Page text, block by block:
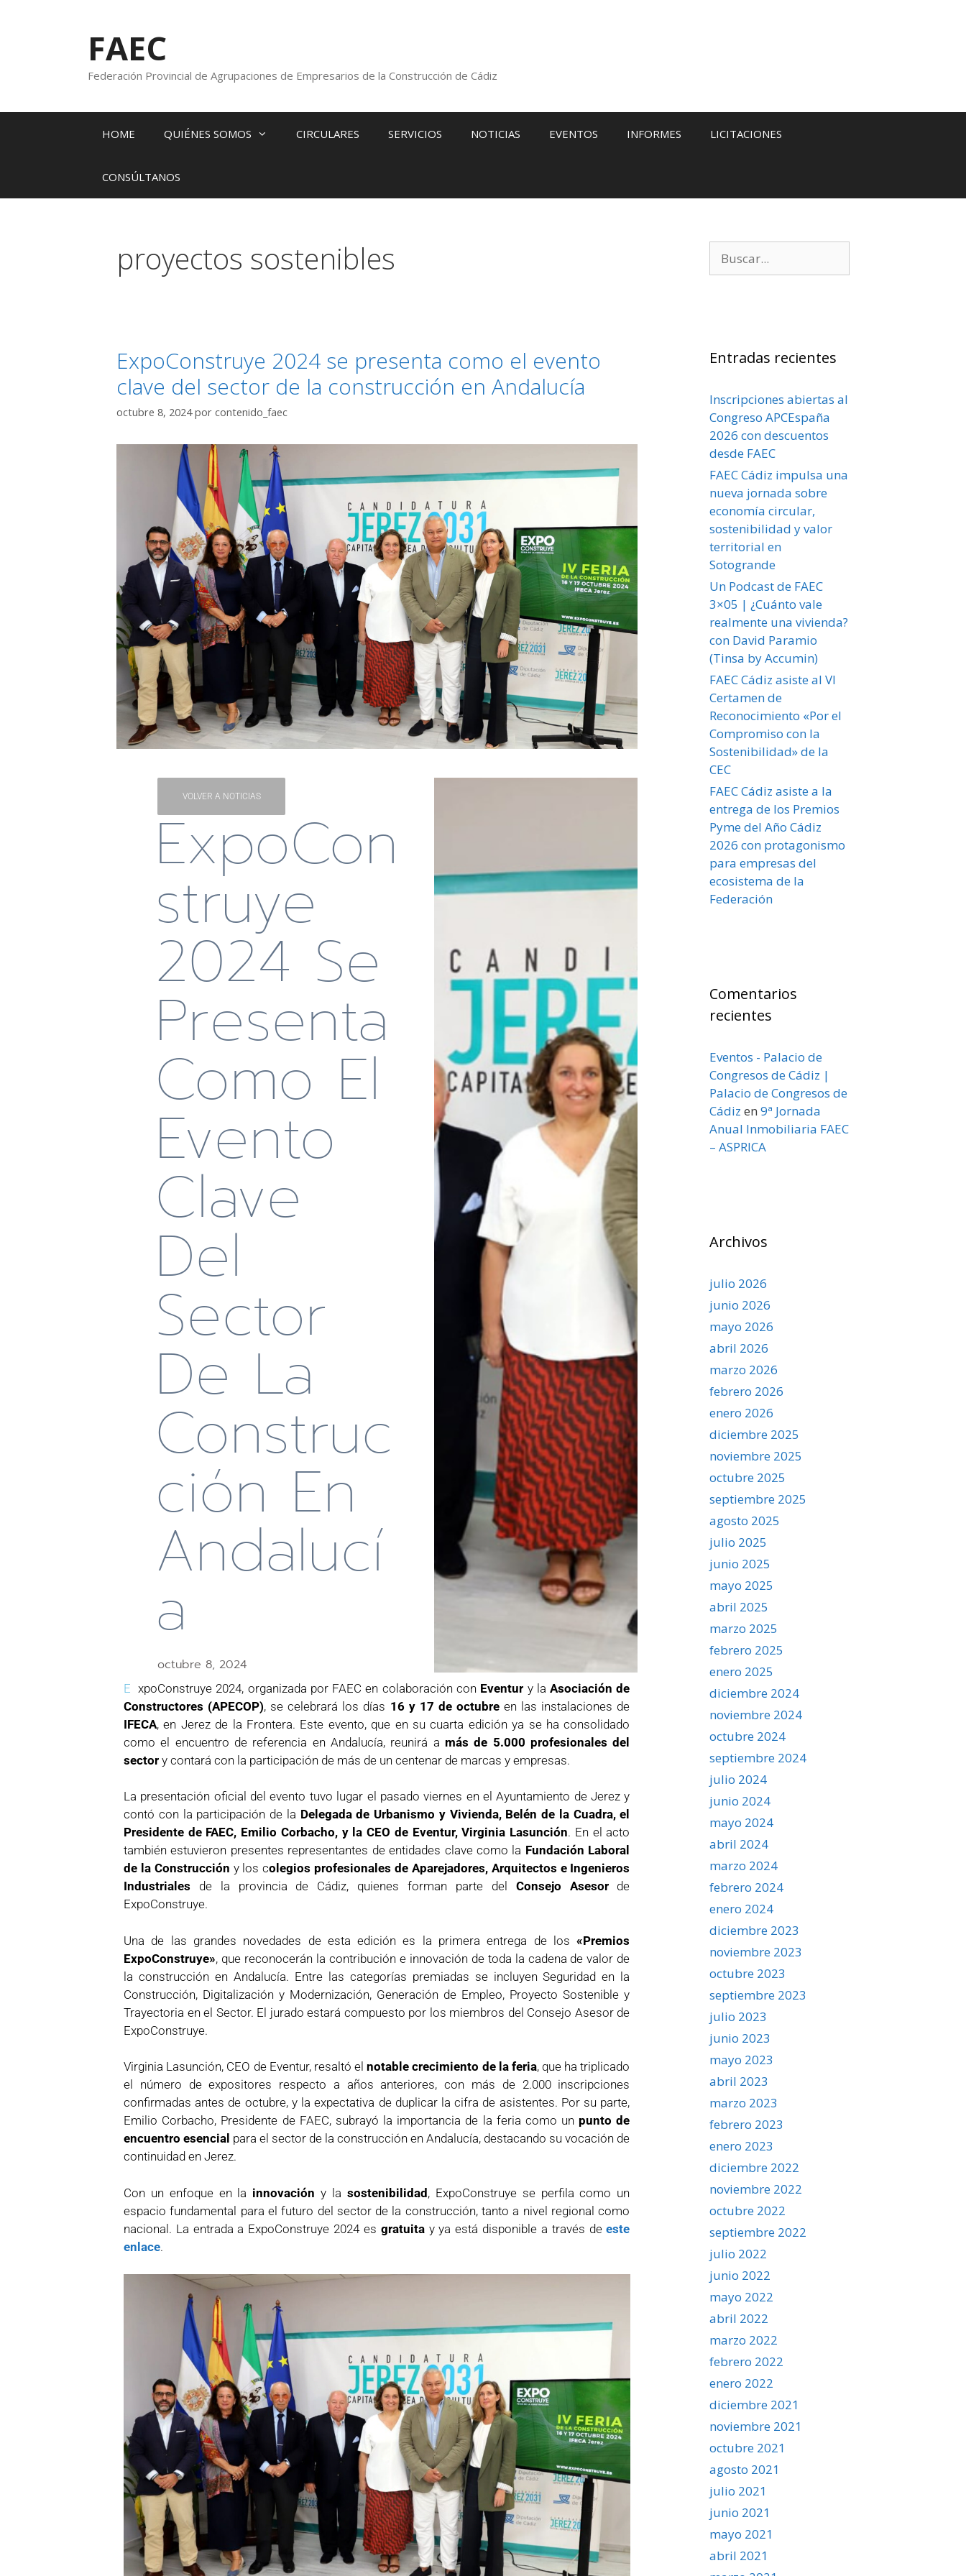
FAEC
Federación Provincial de Agrupaciones de Empresarios de la Construcción de Cádiz
HOME QUIÉNES SOMOS CIRCULARES SERVICIOS NOTICIAS EVENTOS INFORMES LICITACIONES
CONSÚLTANOS
proyectos sostenibles
ExpoConstruye 2024 se presenta como el evento
clave del sector de la construcción en Andalucía
octubre 8, 2024 por contenido_faec
VOLVER A NOTICIAS
ExpoCon
Struye
2024 Se
Presenta
Como El
Evento
Clave
Del
Sector
De La
Construc
Ción En
Andalucí
A
octubre 8, 2024
E xpoConstruye 2024, organizada por FAEC en colaboración con Eventur y laAsociación de
Constructores (APECOP), se celebrará los días 16 y 17 de octubre en las instalaciones de
IFECA, en Jerez de la Frontera. Este evento, que en su cuarta edición ya se ha consolidado
como el encuentro de referencia en Andalucía, reunirá a más de 5.000 profesionales del
sector y contará con la participación de más de un centenar de marcas y empresas.
La presentación oficial del evento tuvo lugar el pasado viernes en el Ayuntamiento de Jerez y
contó con la participación de la Delegada de Urbanismo y Vivienda, Belén de la Cuadra, el
Presidente de FAEC, Emilio Corbacho, y la CEO de Eventur, Virginia Lasunción. En el acto
también estuvieron presentes representantes de entidades clave como la Fundación Laboral
de la Construcción y los colegios profesionales de Aparejadores, Arquitectos e Ingenieros
Industriales de la provincia de Cádiz, quienes forman parte del Consejo Asesorde
ExpoConstruye.
Una de las grandes novedades de esta edición es la primera entrega de los«Premios
ExpoConstruye», que reconocerán la contribución e innovación de toda la cadena de valor de
la construcción en Andalucía. Entre las categorías premiadas se incluyen Seguridad en la
Construcción, Digitalización y Modernización, Generación de Empleo, Proyecto Sostenible y
Trayectoria en el Sector. El jurado estará compuesto por los miembros del Consejo Asesor de
ExpoConstruye.
Virginia Lasunción, CEO de Eventur, resaltó elnotable crecimiento de la feria, que ha triplicado
el número de expositores respecto a años anteriores, con más de 2.000 inscripciones
confirmadas antes de octubre, y la expectativa de duplicar la cifra de asistentes. Por su parte,
Emilio Corbacho, Presidente de FAEC, subrayó la importancia de la feria como un punto de
encuentro esencial para el sector de la construcción en Andalucía, destacando su vocación de
continuidad en Jerez.
Con un enfoque en la innovación y la sostenibilidad, ExpoConstruye se perfila como un
espacio fundamental para el futuro del sector de la construcción, tanto a nivel regional como
nacional. La entrada a ExpoConstruye 2024 es gratuitay ya está disponible a través deeste
enlace.
Entradas recientes
Inscripciones abiertas al
Congreso APCEspaña
2026 con descuentos
desde FAEC
FAEC Cádiz impulsa una
nueva jornada sobre
economía circular,
sostenibilidad y valor
territorial en
Sotogrande
Un Podcast de FAEC
3×05 | ¿Cuánto vale
realmente una vivienda?
con David Paramio
(Tinsa by Accumin)
FAEC Cádiz asiste al VI
Certamen de
Reconocimiento «Por el
Compromiso con la
Sostenibilidad» de la
CEC
FAEC Cádiz asiste a la
entrega de los Premios
Pyme del Año Cádiz
2026 con protagonismo
para empresas del
ecosistema de la
Federación
Comentarios
recientes
Eventos - Palacio de
Congresos de Cádiz |
Palacio de Congresos de
Cádiz en 9ª Jornada
Anual Inmobiliaria FAEC
– ASPRICA
Archivos
julio 2026
junio 2026
mayo 2026
abril 2026
marzo 2026
febrero 2026
enero 2026
diciembre 2025
noviembre 2025
octubre 2025
septiembre 2025
agosto 2025
julio 2025
junio 2025
mayo 2025
abril 2025
marzo 2025
febrero 2025
enero 2025
diciembre 2024
noviembre 2024
octubre 2024
septiembre 2024
julio 2024
junio 2024
mayo 2024
abril 2024
marzo 2024
febrero 2024
enero 2024
diciembre 2023
noviembre 2023
octubre 2023
septiembre 2023
julio 2023
junio 2023
mayo 2023
abril 2023
marzo 2023
febrero 2023
enero 2023
diciembre 2022
noviembre 2022
octubre 2022
septiembre 2022
julio 2022
junio 2022
mayo 2022
abril 2022
marzo 2022
febrero 2022
enero 2022
diciembre 2021
noviembre 2021
octubre 2021
agosto 2021
julio 2021
junio 2021
mayo 2021
abril 2021